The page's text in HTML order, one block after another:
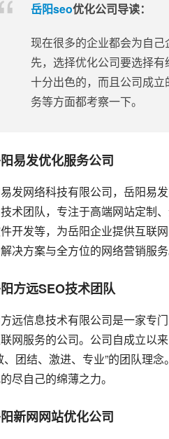
岳阳seo优化公司导读：
现在很多的企业都会为自
先，选择优化公司要选择
十分出色的，而且公司成
务等方面都考察一下。
易发优化服务公司
发网络科技有限公司，岳阳易
术团队，专注于高端网站定制
开发等，为岳阳企业提供互联
决方案与全方位的网络营销服务
方远SEO技术团队
远信息技术有限公司是一家专
网服务的公司。公司自成立以
、团结、激进、专业”的团队理
尽自己的绵薄之力。
新网网站优化公司